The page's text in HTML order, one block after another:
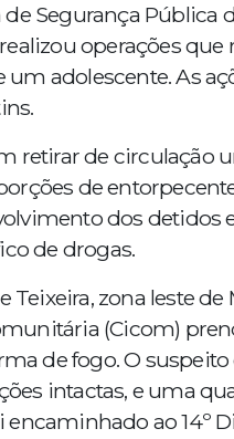
Segurança Pública
operações que
um adolescente. As
retirar de circulação
de
dos
de drogas.
zona leste de
(Cicom)
de fogo. O
intactas, e uma
ao 14º